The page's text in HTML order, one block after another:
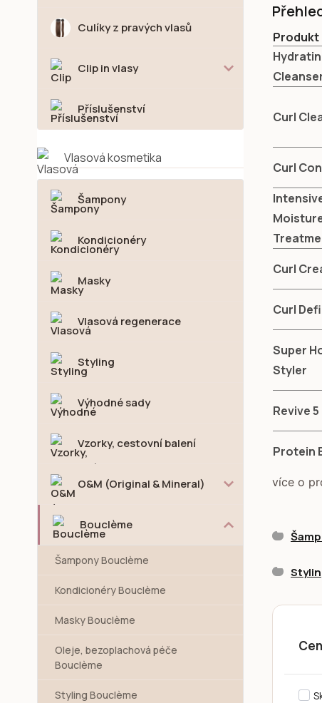
Culíky z pravých vlasů
Clip in vlasy
Příslušenství
Vlasová kosmetika
Šampony
Kondicionéry
Masky
Vlasová regenerace
Styling
Výhodné sady
Vzorky, cestovní balení
O&M (Original & Mineral)
Bouclème
Šampony Bouclème
Kondicionéry Bouclème
Masky Bouclème
Oleje, bezoplachová péče
Bouclème
Styling Bouclème
Produkt
Curl
Curl
Curl
Curl
Super
Styler
Revive
Protein
více o